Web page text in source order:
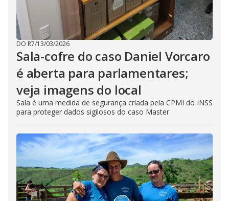
DO R7/13/03/2026
Sala-cofre do caso Daniel Vorcaro
é aberta para parlamentares;
veja imagens do local
Sala é uma medida de segurança criada pela CPMI do INSS
para proteger dados sigilosos do caso Master